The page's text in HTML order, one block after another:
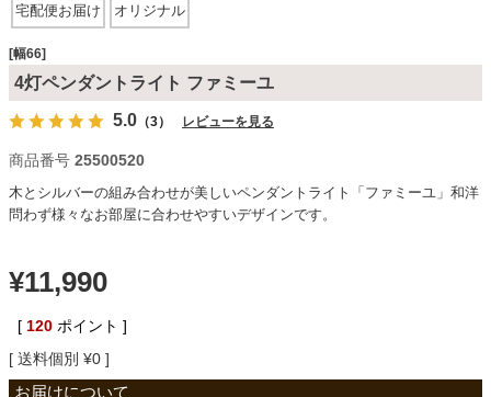
ダイニングテーブル・セット
椅子・チェア
食器棚・キッチン収納
収納家具
宅配便お届け オリジナル
[幅66]
4灯ペンダントライト ファミーユ
5.0 （3） レビューを見る
商品番号 25500520
木とシルバーの組み合わせが美しいペンダントライト「ファミーユ」和洋
問わず様々なお部屋に合わせやすいデザインです。
¥11,990
[ 120 ポイント ]
送料個別 ¥0